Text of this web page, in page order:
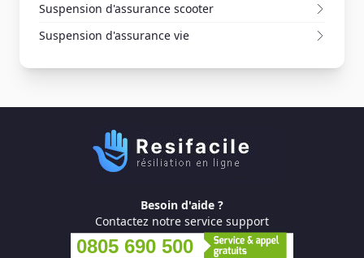
Suspension d'assurance scooter
Suspension d'assurance vie
Besoin d'aide ?
Contactez notre service support
0805 690 500